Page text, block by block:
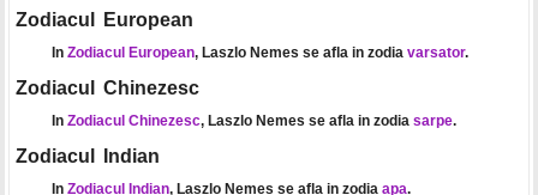
Zodiacul European
In Zodiacul European, Laszlo Nemes se afla in zodia varsator.
Zodiacul Chinezesc
In Zodiacul Chinezesc, Laszlo Nemes se afla in zodia sarpe.
Zodiacul Indian
In Zodiacul Indian, Laszlo Nemes se afla in zodia apa.